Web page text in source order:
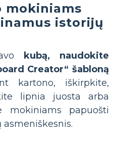
mokiniams
istorijų
kubą, naudokite
Creator“ šabloną
kartono, iškirpkite,
lipnia juosta arba
mokiniams papuošti